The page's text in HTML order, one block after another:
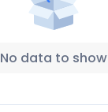
No data to show